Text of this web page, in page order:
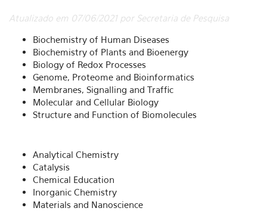
Atualizado em 07/06/2021 por Secretaria de Pesquisa
Biochemistry of Human Diseases
Biochemistry of Plants and Bioenergy
Biology of Redox Processes
Genome, Proteome and Bioinformatics
Membranes, Signalling and Traffic
Molecular and Cellular Biology
Structure and Function of Biomolecules
Analytical Chemistry
Catalysis
Chemical Education
Inorganic Chemistry
Materials and Nanoscience